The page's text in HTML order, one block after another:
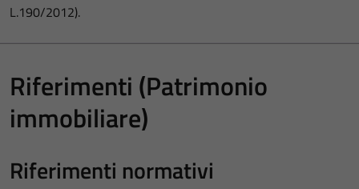
L.190/2012).
Riferimenti (Patrimonio
immobiliare)
Riferimenti normativi